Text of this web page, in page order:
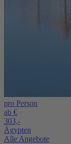
pro Person
ab €
303,-
Ägypten
Alle Angebote